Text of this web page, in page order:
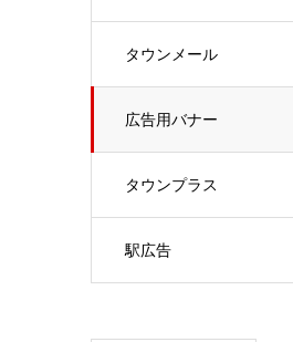
タウンメール
広告用バナー
タウンプラス
駅広告